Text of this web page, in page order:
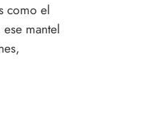
como el
mantel